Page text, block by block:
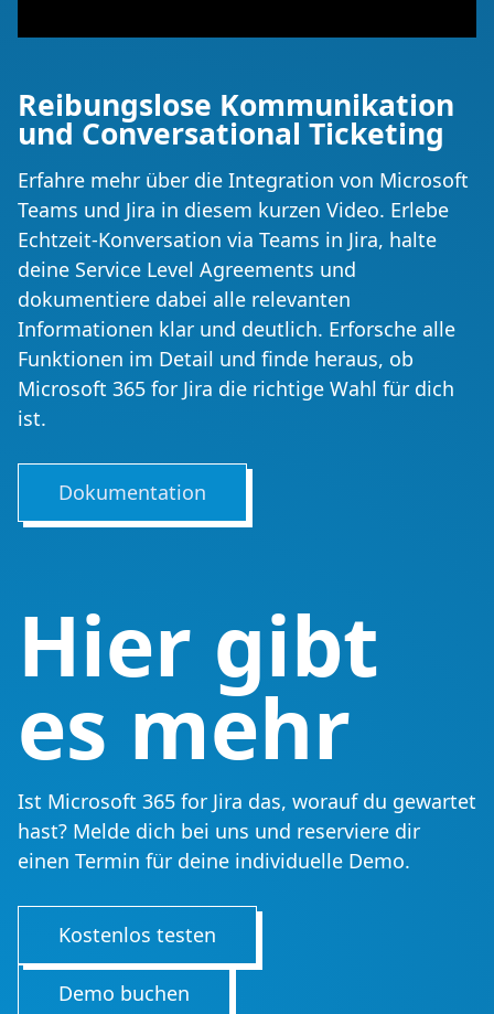
Reibungslose Kommunikation
und Conversational Ticketing
Erfahre mehr über die Integration von Microsoft
Teams und Jira in diesem kurzen Video. Erlebe
Echtzeit-Konversation via Teams in Jira, halte
deine Service Level Agreements und
dokumentiere dabei alle relevanten
Informationen klar und deutlich. Erforsche alle
Funktionen im Detail und finde heraus, ob
Microsoft 365 for Jira die richtige Wahl für dich
ist.
Dokumentation
Hier gibt
es mehr
Ist Microsoft 365 for Jira das, worauf du gewartet
hast? Melde dich bei uns und reserviere dir
einen Termin für deine individuelle Demo.
Kostenlos testen
Demo buchen